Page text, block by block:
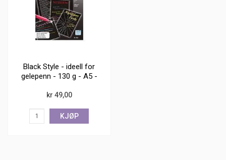
Black Style - ideell for
gelepenn - 130 g - A5 -
kr 49,00
KJØP